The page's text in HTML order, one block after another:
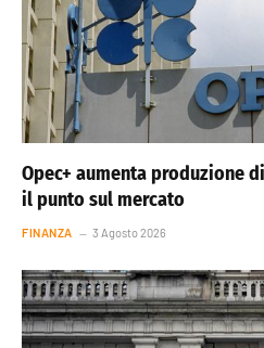
Opec+ aumenta produzione
il punto sul mercato
FINANZA 3 Agosto 2026